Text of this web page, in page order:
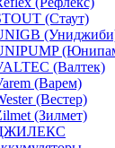
(Стаут)
(Валтек)
(Варем)
(Вестер)
(Зилмет)